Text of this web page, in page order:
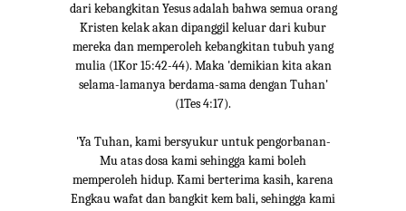
dari kebangkitan Yesus adalah bahwa semua orang
Kristen kelak akan dipanggil keluar dari kubur
mereka dan memperoleh kebangkitan tubuh yang
mulia (1Kor 15:42-44). Maka 'demikian kita akan
selama-lamanya berdama-sama dengan Tuhan'
(1Tes 4:17).
'Ya Tuhan, kami bersyukur untuk pengorbanan-
Mu atas dosa kami sehingga kami boleh
memperoleh hidup. Kami berterima kasih, karena
Engkau wafat dan bangkit kem bali, sehingga kami